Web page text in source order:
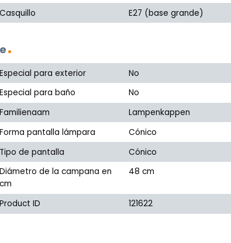
Casquillo E27 (base grande)
Especial para exterior
No
Especial para baño
No
Familienaam
Lampenkappen
Forma pantalla lámpara
Cónico
Tipo de pantalla
Cónico
Diámetro de la campana en
cm
48 cm
Product ID 121622